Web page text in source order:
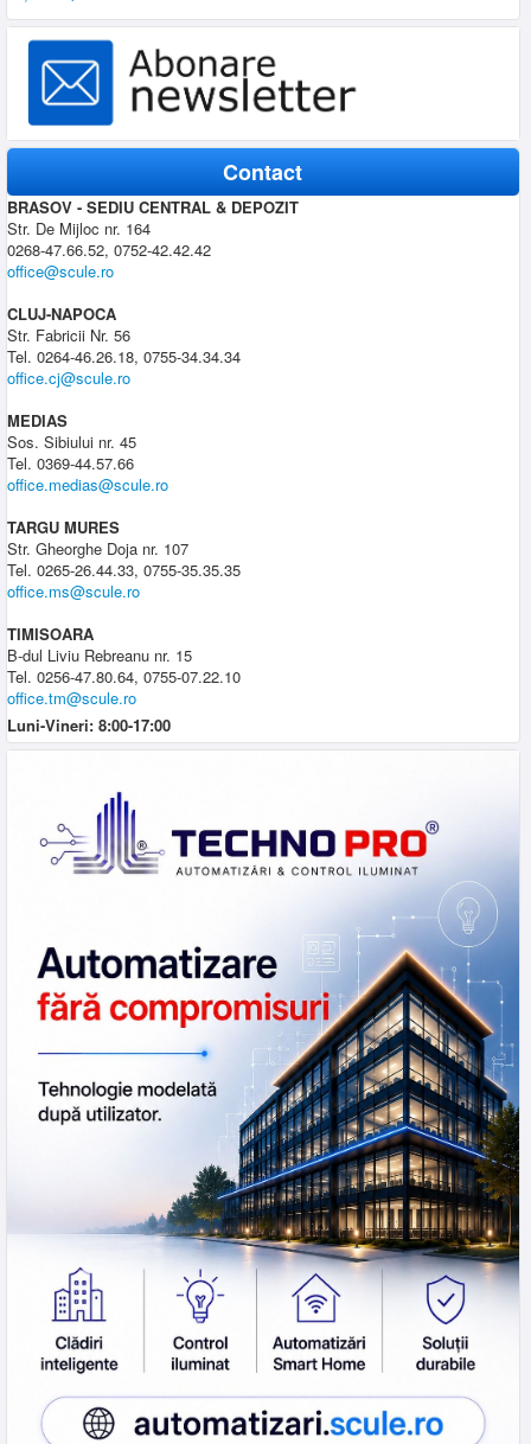
Contact
BRASOV - SEDIU CENTRAL & DEPOZIT
Str. De Mijloc nr. 164
0268-47.66.52, 0752-42.42.42
office@scule.ro
CLUJ-NAPOCA
Str. Fabricii Nr. 56
Tel. 0264-46.26.18, 0755-34.34.34
office.cj@scule.ro
MEDIAS
Sos. Sibiului nr. 45
Tel. 0369-44.57.66
office.medias@scule.ro
TARGU MURES
Str. Gheorghe Doja nr. 107
Tel. 0265-26.44.33, 0755-35.35.35
office.ms@scule.ro
TIMISOARA
B-dul Liviu Rebreanu nr. 15
Tel. 0256-47.80.64, 0755-07.22.10
office.tm@scule.ro
Luni-Vineri: 8:00-17:00